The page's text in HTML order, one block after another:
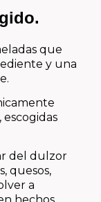
que
y una
del dulzor
quesos,
a
hechos.